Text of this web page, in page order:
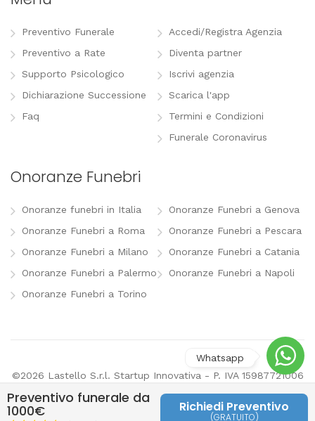
Preventivo Funerale
Preventivo a Rate
Supporto Psicologico
Dichiarazione Successione
Faq
Accedi/Registra Agenzia
Diventa partner
Iscrivi agenzia
Scarica l'app
Termini e Condizioni
Funerale Coronavirus
Onoranze Funebri
Onoranze funebri in Italia
Onoranze Funebri a Roma
Onoranze Funebri a Milano
Onoranze Funebri a Palermo
Onoranze Funebri a Torino
Onoranze Funebri a Genova
Onoranze Funebri a Pescara
Onoranze Funebri a Catania
Onoranze Funebri a Napoli
©2026 Lastello S.r.l. Startup Innovativa - P. IVA 15987721006
preferenze pubblicitarie
Preventivo funerale da
1000€ Richiedi Preventivo
(GRATUITO)